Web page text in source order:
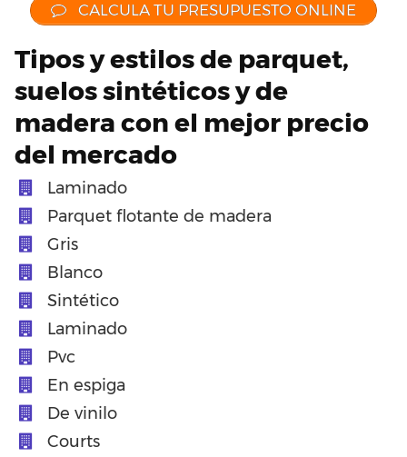
CALCULA TU PRESUPUESTO ONLINE
Tipos y estilos de parquet,
suelos sintéticos y de
madera con el mejor precio
del mercado
Laminado
Parquet flotante de madera
Gris
Blanco
Sintético
Laminado
Pvc
En espiga
De vinilo
Courts